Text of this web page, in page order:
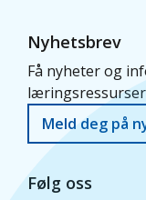
Nyhetsbrev
Få nyheter og
Meld deg på
Følg oss